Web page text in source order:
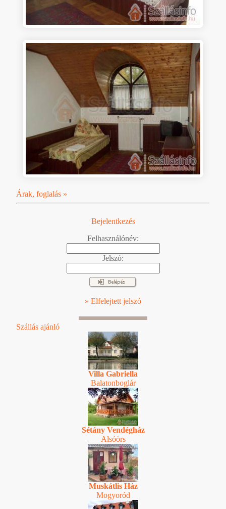
Árak, foglalás »
Bejelentkezés
Felhasználónév:
Jelszó:
» Elfelejtett jelszó
Szállás ajánló
Villa Gabriella
Balatonboglár
Sétány Vendégház
Alsóörs
Muskátlis Ház
Mogyoród